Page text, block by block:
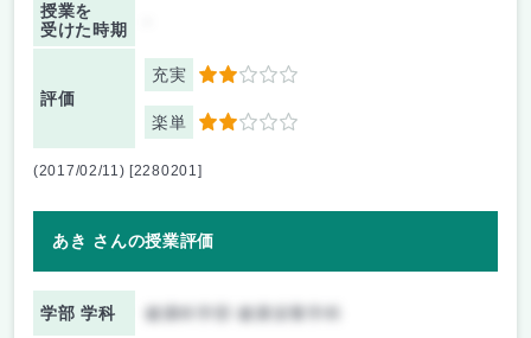
授業を
受けた時期
評価
充実 2
楽単 2
(2017/02/11) [2280201]
あき さんの授業評価
学部 学科 健康科学部 健康栄養学科